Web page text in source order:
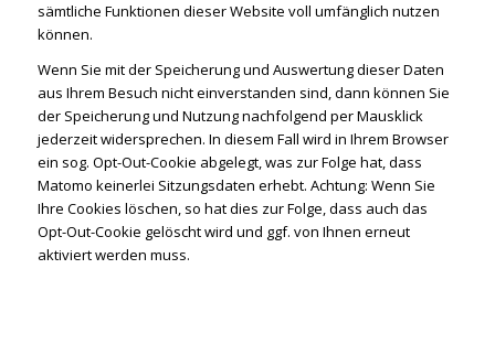
sämtliche Funktionen dieser Website voll umfänglich nutzen
können.
Wenn Sie mit der Speicherung und Auswertung dieser Daten
aus Ihrem Besuch nicht ein­ver­stan­den sind, dann kön­nen Sie
der Speicherung und Nutzung nachfolgend per Mausklick
jederzeit widersprechen. In diesem Fall wird in Ihrem Browser
ein sog. Opt-Out-Cookie abgelegt, was zur Folge hat, dass
Matomo keinerlei Sitzungsdaten erhebt. Achtung: Wenn Sie
Ihre Cookies löschen, so hat dies zur Folge, dass auch das
Opt-Out-Cookie gelöscht wird und ggf. von Ihnen erneut
aktiviert werden muss.